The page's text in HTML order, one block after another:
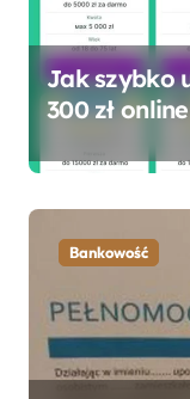
Jak szybko
300 zł
Bankowość